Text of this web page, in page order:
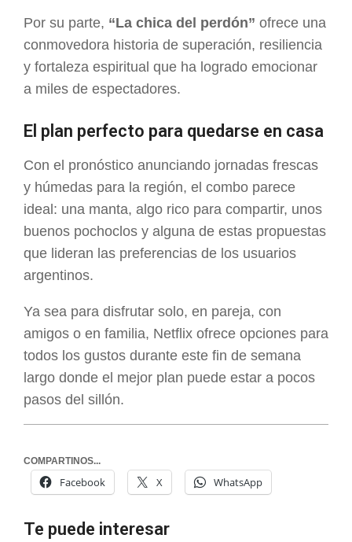
Por su parte, “La chica del perdón” ofrece una
conmovedora historia de superación, resiliencia
y fortaleza espiritual que ha logrado emocionar
a miles de espectadores.
El plan perfecto para quedarse en casa
Con el pronóstico anunciando jornadas frescas
y húmedas para la región, el combo parece
ideal: una manta, algo rico para compartir, unos
buenos pochoclos y alguna de estas propuestas
que lideran las preferencias de los usuarios
argentinos.
Ya sea para disfrutar solo, en pareja, con
amigos o en familia, Netflix ofrece opciones para
todos los gustos durante este fin de semana
largo donde el mejor plan puede estar a pocos
pasos del sillón.
COMPARTINOS...
Facebook X WhatsApp
Te puede interesar